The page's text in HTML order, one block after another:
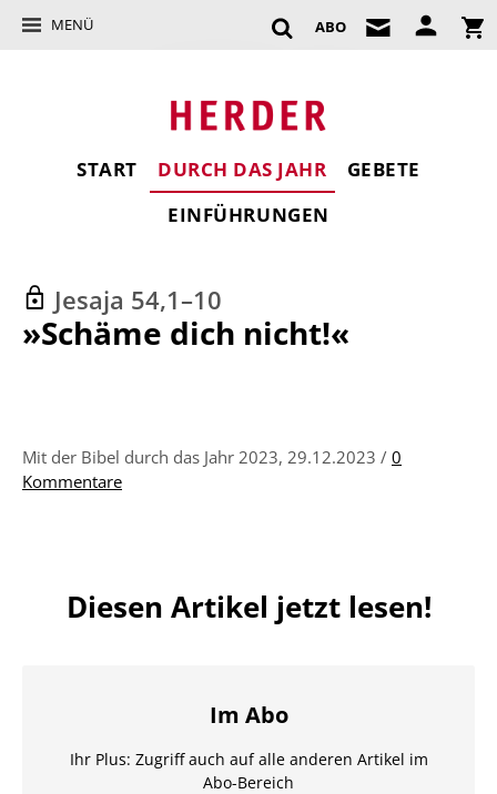
MENÜ ABO
START DURCH DAS JAHR
GEBETE
EINFÜHRUNGEN
Jesaja 54,1–10
:
»Schäme dich nicht!«
Mit der Bibel durch das Jahr 2023, 29.12.2023 / 0
Kommentare
Diesen Artikel jetzt lesen!
Im Abo
Ihr Plus: Zugriff auch auf alle anderen Artikel im
Abo-Bereich